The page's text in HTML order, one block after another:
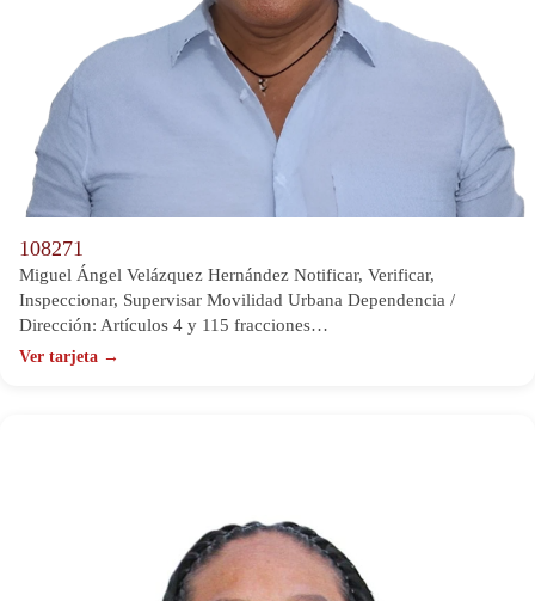
108271
Miguel Ángel Velázquez Hernández Notificar, Verificar,
Inspeccionar, Supervisar Movilidad Urbana Dependencia /
Dirección: Artículos 4 y 115 fracciones…
Ver tarjeta →